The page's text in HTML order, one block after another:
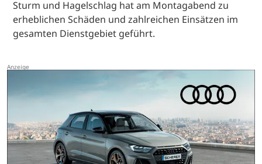
Sturm und Hagelschlag hat am Montagabend zu
erheblichen Schäden und zahlreichen Einsätzen im
gesamten Dienstgebiet geführt.